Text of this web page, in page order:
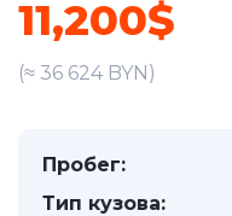
11,200$
(≈ 36 624 BYN)
Пробег:
Тип кузова: